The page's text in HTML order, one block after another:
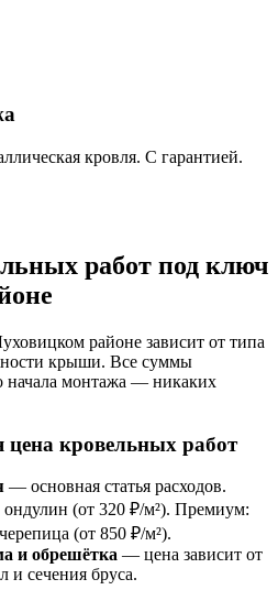
кровля. С гарантией.
работ под ключ
районе зависит от типа
крыши. Все суммы
начала монтажа — никаких
цена кровельных работ
— основная статья расходов.
(от 320 ₽/м²). Премиум:
(от 850 ₽/м²).
и обрешётка — цена зависит от
и сечения бруса.